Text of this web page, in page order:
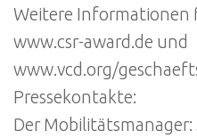
Weitere Informationen
www.csr-award.de und
www.vcd.org/
Pressekontakte:
Der Mobilitätsmanager: